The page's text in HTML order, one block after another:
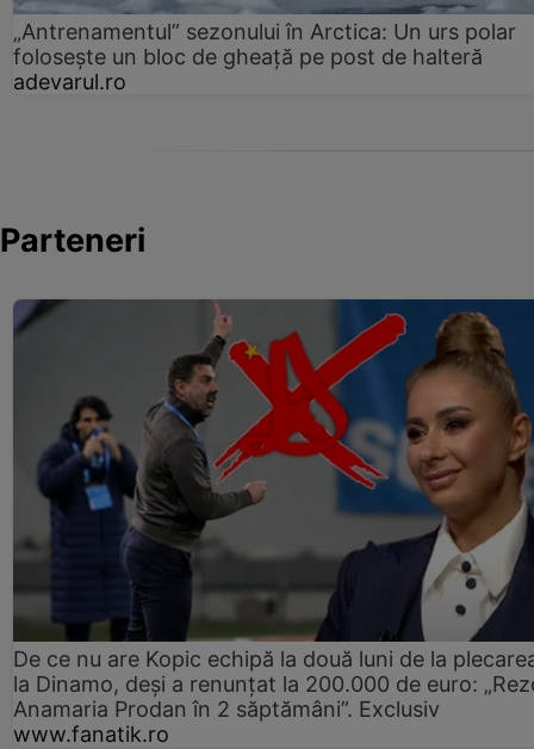
„Antrenamentul” sezonului în Arctica: Un urs polar
folosește un bloc de gheață pe post de halteră
adevarul.ro
Parteneri
De ce nu are Kopic echipă la două luni de la
la Dinamo, deși a renunțat la 200.000 de euro:
Anamaria Prodan în 2 săptămâni”. Exclusiv
www.fanatik.ro